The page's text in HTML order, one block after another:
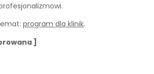
program dla klinik.
]